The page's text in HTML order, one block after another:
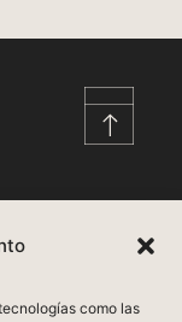
como las